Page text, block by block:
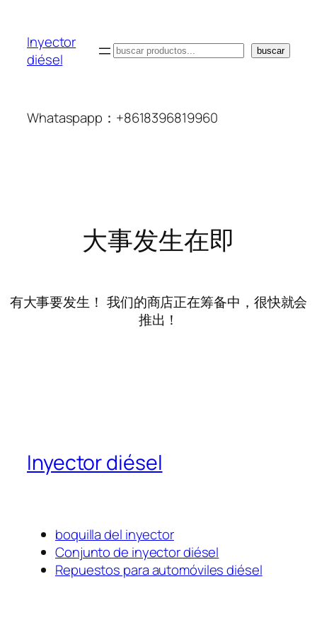
Inyector
diésel
搜
buscar
Whataspapp：+8618396819960
大事发生在即
有大事要发生！ 我们的商店正在筹备中，很快就会
推出！
Inyector diésel
boquilla del inyector
Conjunto de inyector diésel
Repuestos para automóviles diésel